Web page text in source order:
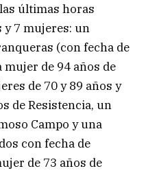
últimas horas
y 7 mujeres: un
(con fecha de
de 94 años de
de 70 y 89 años y
de Resistencia, un
Campo y una
con fecha de
de 73 años de